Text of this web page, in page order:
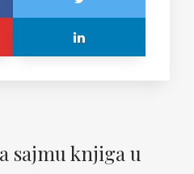
sajmu knjiga u